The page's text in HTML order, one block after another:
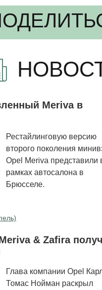
Meriva в
Рестайлинговую версию
второго поколения
Opel Meriva представили
рамках автосалона в
Брюсселе.
& Zafira
Глава компании Opel
Томас Нойман раскрыл